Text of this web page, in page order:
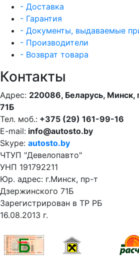
- Доставка
- Гарантия
- Документы, выдаваемые
- Производители
- Возврат товара
Контакты
Адрес: 220086, Беларусь, Минск,
71Б
Тел. моб.: +375 (29) 161-99-16
E-mail: info@autosto.by
Skype: autosto.by
ЧТУП "Девелопавто"
УНП 191792211
Юр. адрес: г.Минск, пр-т
Дзержинского 71Б
Зарегистрирован в ТР РБ
16.08.2013 г.